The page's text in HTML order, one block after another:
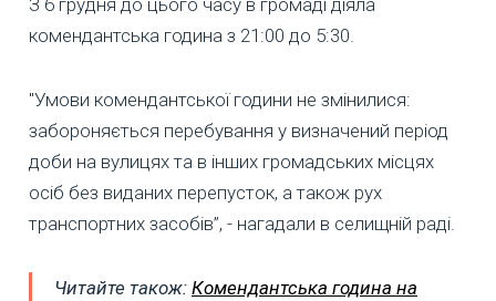
З 6 грудня до цього часу в громаді діяла
комендантська година з 21:00 до 5:30.
"Умови комендантської години не змінилися:
забороняється перебування у визначений період
доби на вулицях та в інших громадських місцях
осіб без виданих перепусток, а також рух
транспортних засобів”, - нагадали в селищній раді.
Читайте також: Комендантська година на